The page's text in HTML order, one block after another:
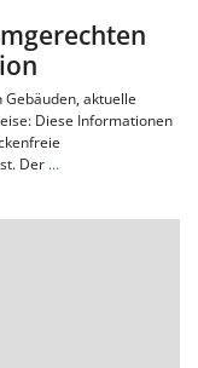
aktuelle
Diese Informationen
Der …